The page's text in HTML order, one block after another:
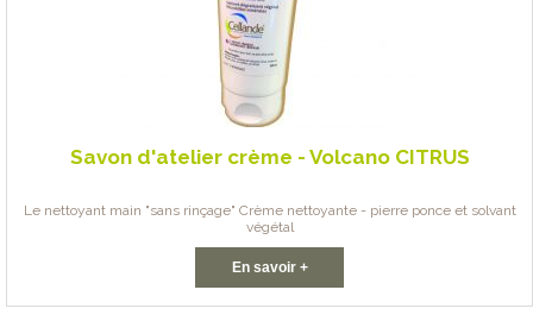
Savon d'atelier crème - Volcano CITRUS
Le nettoyant main "sans rinçage" Crème nettoyante - pierre ponce et solvant
végétal
En savoir +